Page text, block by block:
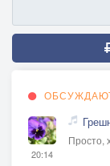
20:14
Просто,